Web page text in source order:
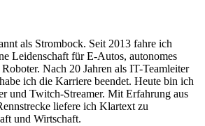
als Strombock. Seit 2013 fahre ich
Leidenschaft für E-Autos, autonomes
Nach 20 Jahren als IT-Teamleiter
ich die Karriere beendet. Heute bin ich
und Twitch-Streamer. Mit Erfahrung aus
liefere ich Klartext zu
und Wirtschaft.